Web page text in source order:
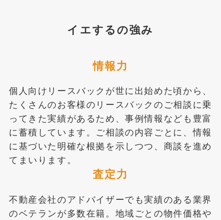
イエするの強み
情報力
個人向けリースバックが世に出始めた頃から、
たくさんのお客様のリースバックのご相談に乗
ってきた実績があるため、事例情報なども豊富
に蓄積しています。ご相談の内容ごとに、情報
に基づいた明確な根拠を示しつつ、商談を進め
てまいります。
査定力
不動産会社のアドバイザーでも実績のある業界
のベテランが多数在籍。地域ごとの物件価格や